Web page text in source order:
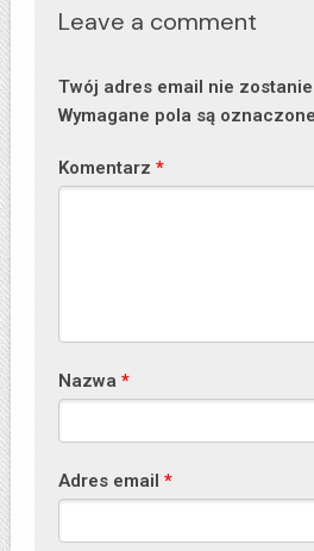
Leave a comment
Twój adres email nie
Wymagane pola są oznaczone
Komentarz *
Nazwa *
Adres email *